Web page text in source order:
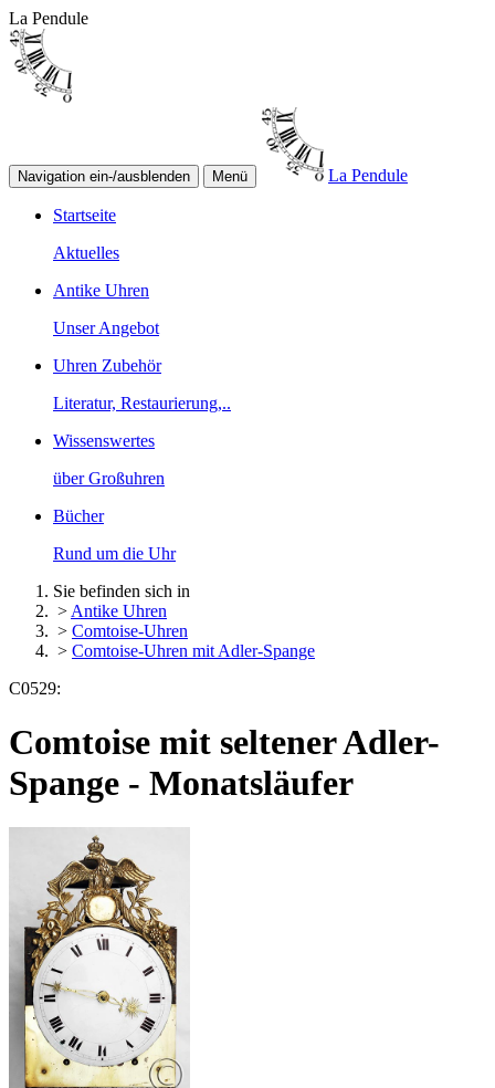
La Pendule
Navigation ein-/ausblenden Menü La Pendule
Startseite
Aktuelles
Antike Uhren
Unser Angebot
Uhren Zubehör
Literatur, Restaurierung,..
Wissenswertes
über Großuhren
Bücher
Rund um die Uhr
Sie befinden sich in
> Antike Uhren
> Comtoise-Uhren
> Comtoise-Uhren mit Adler-Spange
C0529:
Comtoise mit seltener Adler-
Spange - Monatsläufer